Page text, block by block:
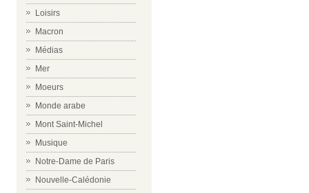
Loisirs
Macron
Médias
Mer
Moeurs
Monde arabe
Mont Saint-Michel
Musique
Notre-Dame de Paris
Nouvelle-Calédonie